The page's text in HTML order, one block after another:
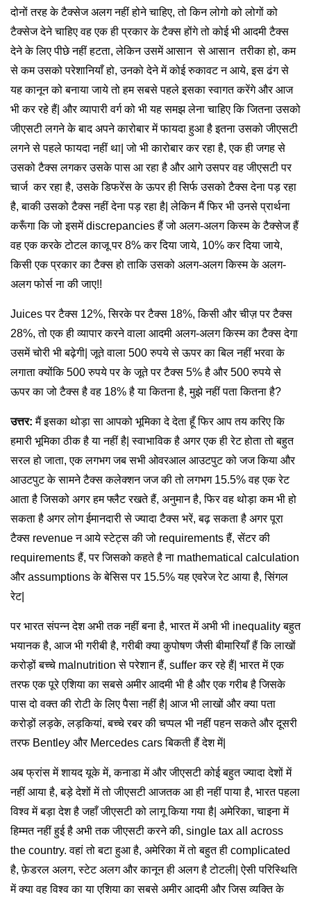
दोनों तरह के टैक्सेज अलग नहीं होने चाहिए, तो किन लोगो को लोगों को
टैक्सेज देने चाहिए वह एक ही प्रकार के टैक्स होंगे तो कोई भी आदमी टैक्स
देने के लिए पीछे नहीं हटता, लेकिन उसमें आसान से आसान तरीका हो, कम
से कम उसको परेशानियाँ हो, उनको देने में कोई रुकावट न आये, इस ढंग से
यह कानून को बनाया जाये तो हम सबसे पहले इसका स्वागत करेंगे और आज
भी कर रहे हैं| और व्यापारी वर्ग को भी यह समझ लेना चाहिए कि जितना उसको
जीएसटी लगने के बाद अपने कारोबार में फायदा हुआ है इतना उसको जीएसटी
लगने से पहले फायदा नहीं था| जो भी कारोबार कर रहा है, एक ही जगह से
उसको टैक्स लगकर उसके पास आ रहा है और आगे उसपर वह जीएसटी पर
चार्ज कर रहा है, उसके डिफरेंस के ऊपर ही सिर्फ उसको टैक्स देना पड़ रहा
है, बाकी उसको टैक्स नहीं देना पड़ रहा है| लेकिन मैं फिर भी उनसे प्रार्थना
करूँगा कि जो इसमें discrepancies हैं जो अलग-अलग किस्म के टैक्सेज हैं
वह एक करके टोटल काजू पर 8% कर दिया जाये, 10% कर दिया जाये,
किसी एक प्रकार का टैक्स हो ताकि उसको अलग-अलग किस्म के अलग-
अलग फोर्स ना की जाए!!
Juices पर टैक्स 12%, सिरके पर टैक्स 18%, किसी और चीज़ पर टैक्स
28%, तो एक ही व्यापार करने वाला आदमी अलग-अलग किस्म का टैक्स देगा
उसमें चोरी भी बढ़ेगी| जूते वाला 500 रुपये से ऊपर का बिल नहीं भरवा के
लगाता क्योंकि 500 रुपये पर के जूते पर टैक्स 5% है और 500 रुपये से
ऊपर का जो टैक्स है वह 18% है या कितना है, मुझे नहीं पता कितना है?
उत्तर: मैं इसका थोड़ा सा आपको भूमिका दे देता हूँ फिर आप तय करिए कि
हमारी भूमिका ठीक है या नहीं है| स्वाभाविक है अगर एक ही रेट होता तो बहुत
सरल हो जाता, एक लगभग जब सभी ओवरआल आउटपुट को जज किया और
आउटपुट के सामने टैक्स कलेक्शन जज की तो लगभग 15.5% वह एक रेट
आता है जिसको अगर हम फ्लैट रखते हैं, अनुमान है, फिर वह थोड़ा कम भी हो
सकता है अगर लोग ईमानदारी से ज्यादा टैक्स भरें, बढ़ सकता है अगर पूरा
टैक्स revenue न आये स्टेट्स की जो requirements हैं, सेंटर की
requirements हैं, पर जिसको कहते है ना mathematical calculation
और assumptions के बेसिस पर 15.5% यह एवरेज रेट आया है, सिंगल
रेट|
पर भारत संपन्न देश अभी तक नहीं बना है, भारत में अभी भी inequality बहुत
भयानक है, आज भी गरीबी है, गरीबी क्या कुपोषण जैसी बीमारियाँ हैं कि लाखों
करोड़ों बच्चे malnutrition से परेशान हैं, suffer कर रहे हैं| भारत में एक
तरफ एक पूरे एशिया का सबसे अमीर आदमी भी है और एक गरीब है जिसके
पास दो वक्त की रोटी के लिए पैसा नहीं है| आज भी लाखों और क्या पता
करोड़ों लड़के, लड़कियां, बच्चे रबर की चप्पल भी नहीं पहन सकते और दूसरी
तरफ Bentley और Mercedes cars बिकती हैं देश में|
अब फ्रांस में शायद यूके में, कनाडा में और जीएसटी कोई बहुत ज्यादा देशों में
नहीं आया है, बड़े देशों में तो जीएसटी आजतक आ ही नहीं पाया है, भारत पहला
विश्व में बड़ा देश है जहाँ जीएसटी को लागू किया गया है| अमेरिका, चाइना में
हिम्मत नहीं हुई है अभी तक जीएसटी करने की, single tax all across
the country. वहां तो बटा हुआ है, अमेरिका में तो बहुत ही complicated
है, फ़ेडरल अलग, स्टेट अलग और कानून ही अलग है टोटली| ऐसी परिस्थिति
में क्या वह विश्व का या एशिया का सबसे अमीर आदमी और जिस व्यक्ति के